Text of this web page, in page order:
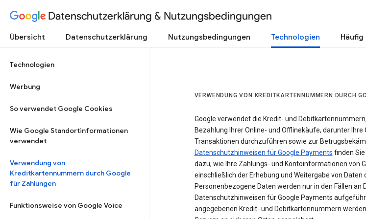
Datenschutzerklärung & Nutzungsbedingungen
Übersicht Datenschutzerklärung Nutzungsbedingungen Technologien
Technologien
Werbung
So verwendet Google Cookies
Wie Google Standortinformationen
verwendet
Verwendung von
Kreditkartennummern durch Google
für Zahlungen
Funktionsweise von Google Voice
VERWENDUNG VON KREDITKARTENNUMMERN DURCH
Google verwendet die Kredit- und
Bezahlung Ihrer Online- und Offlinekäufe, darunter Ihre
Transaktionen durchzuführen sowie zur
Datenschutzhinweisen für Google Payments finden
dazu, wie Ihre Zahlungs- und Kontoinformationen von
einschließlich der Erhebung und Weitergabe von Daten
Personenbezogene Daten werden nur in den Fällen an
Datenschutzhinweisen für Google Payments
angegebenen Kredit- und Debitkartennummern